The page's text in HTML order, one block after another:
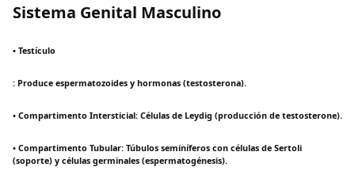
Sistema Genital Masculino
• Testículo
: Produce espermatozoides y hormonas (testosterona).
• Compartimento Intersticial: Células de Leydig (producción de testosterone).
• Compartimento Tubular: Túbulos seminíferos con células de Sertoli
(soporte) y células germinales (espermatogénesis).